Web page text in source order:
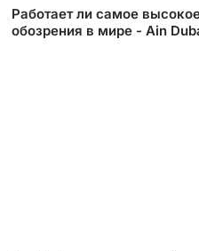
Работает ли самое
обозрения в мире - Ain